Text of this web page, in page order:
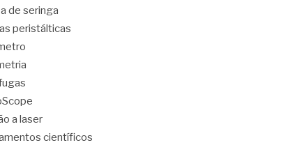
de seringa
peristálticas
a laser
científicos